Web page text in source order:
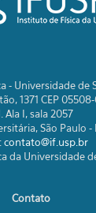
- Universidade de
1371 CEP
Ala I, sala 2057
São Paulo -
contato@if.usp.br
da Universidade
Contato